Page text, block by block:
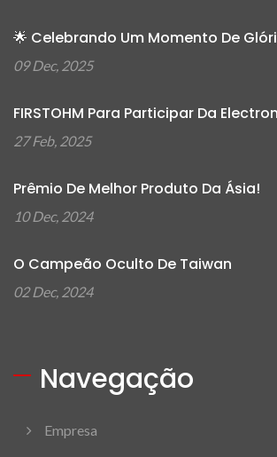
🌟 Celebrando Um Momento De
09 Dec, 2025
FIRSTOHM Para Participar Da
27 Feb, 2025
Prêmio De Melhor Produto Da Ásia!
10 Dec, 2024
O Campeão Oculto De Taiwan
02 Dec, 2024
Navegação
Empresa